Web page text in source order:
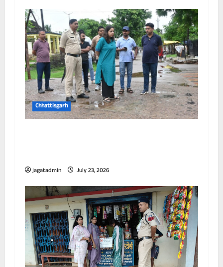
Chhattisgarh
jagatadmin July 23, 2026